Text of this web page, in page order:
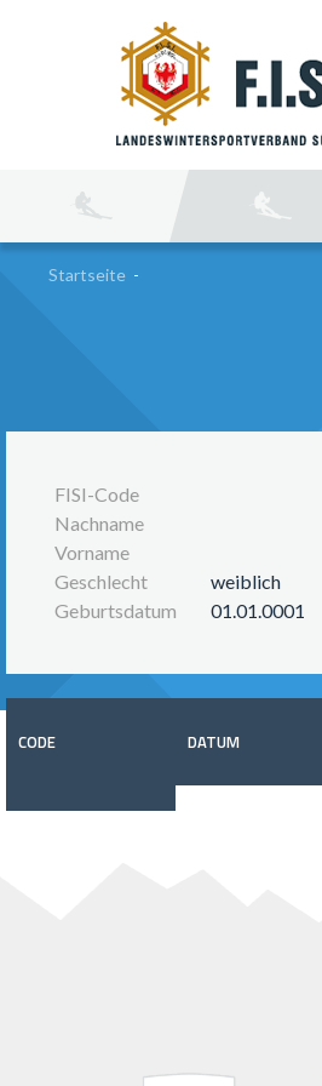
Startseite -
FISI-Code
Nachname
Vorname
Geschlecht
weiblich
Geburtsdatum
01.01.0001
CODE DATUM